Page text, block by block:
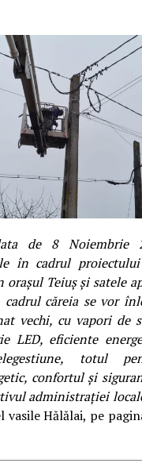
de 8 Noiembrie
încadrul proiectului
orașul Teiuș șisatele
cadrul căreia sevor
vechi, cu vapori de
LED, eficiente
totul
confortul și
administrației
Hălălai, pe